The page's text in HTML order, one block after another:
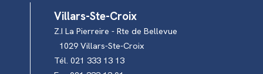
Villars-Ste-Croix
Z.I La Pierreire - Rte de Bellevue
1029 Villars-Ste-Croix
Tél. 021 333 13 13